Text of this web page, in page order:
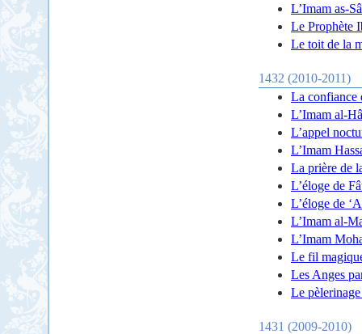
L’Imam as-
Le Prophète
Le toit de la
1432 (2010-2011)
La confiance
L’Imam al-
L’appel
L’Imam
La prière de
L’éloge de
L’éloge de
L’Imam al-
L’Imam
Le fil
Les Anges
Le
1431 (2009-2010)